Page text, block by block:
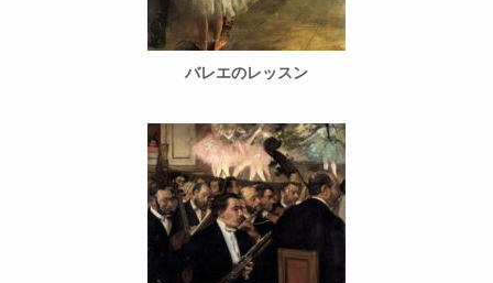
バレエのレッスン